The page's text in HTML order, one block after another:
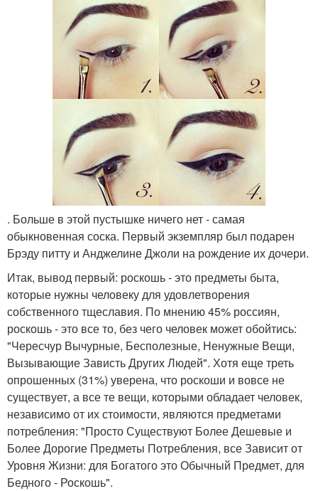
. Больше в этой пустышке ничего нет - самая
обыкновенная соска. Первый экземпляр был подарен
Брэду питту и Анджелине Джоли на рождение их дочери.
Итак, вывод первый: роскошь - это предметы быта,
которые нужны человеку для удовлетворения
собственного тщеславия. По мнению 45% россиян,
роскошь - это все то, без чего человек может обойтись:
"Чересчур Вычурные, Бесполезные, Ненужные Вещи,
Вызывающие Зависть Других Людей". Хотя еще треть
опрошенных (31%) уверена, что роскоши и вовсе не
существует, а все те вещи, которыми обладает человек,
независимо от их стоимости, являются предметами
потребления: "Просто Существуют Более Дешевые и
Более Дорогие Предметы Потребления, все Зависит от
Уровня Жизни: для Богатого это Обычный Предмет, для
Бедного - Роскошь".